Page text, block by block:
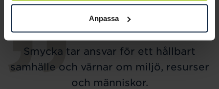
Anpassa
Smycka tar ansvar för ett hållbart
samhälle och värnar om miljö, resurser
och människor.